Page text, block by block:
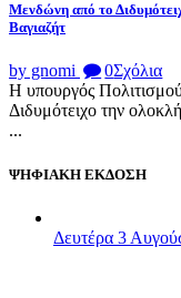
Μενδώνη από το
Βαγιαζήτ
by gnomi 0Σχόλια
Η υπουργός
Διδυμότειχο την
...
ΨΗΦΙΑΚΗ ΕΚΔΟΣΗ
Δευτέρα 3